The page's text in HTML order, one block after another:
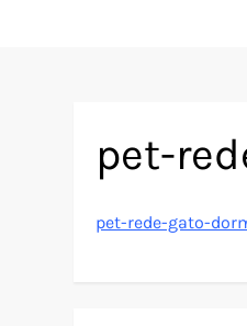
pet-
pet-rede-gato-